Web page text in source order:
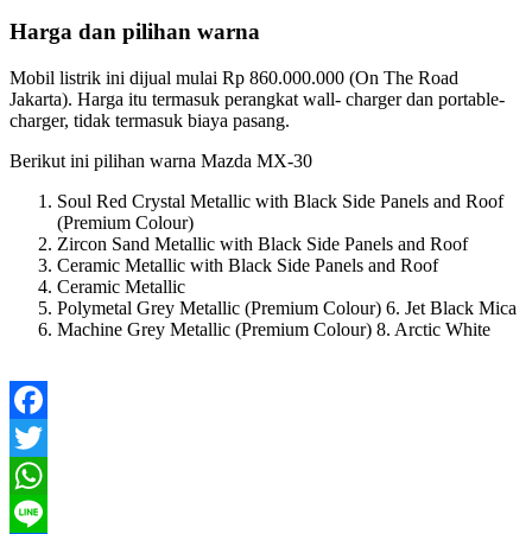
Harga dan pilihan warna
Mobil listrik ini dijual mulai Rp 860.000.000 (On The Road
Jakarta). Harga itu termasuk perangkat wall- charger dan portable-
charger, tidak termasuk biaya pasang.
Berikut ini pilihan warna Mazda MX-30
Soul Red Crystal Metallic with Black Side Panels and Roof
(Premium Colour)
Zircon Sand Metallic with Black Side Panels and Roof
Ceramic Metallic with Black Side Panels and Roof
Ceramic Metallic
Polymetal Grey Metallic (Premium Colour) 6. Jet Black Mica
Machine Grey Metallic (Premium Colour) 8. Arctic White
Facebook
Twitter
WhatsApp